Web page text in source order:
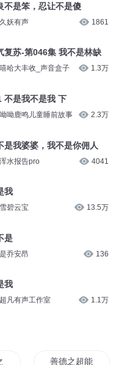
不是笨，忍让不是傻
久妖有声 1861
复苏-第046集 我不是林缺
嘻哈大丰收_声音盒子 1.3万
不是我不是我 下
呦呦鹿鸣儿童睡前故事 2.3万
是我婆婆，我不是你佣人
浑水报告pro 4041
我
雪碧云宝 13.5万
是
是乔安昂 136
我
超凡有声工作室 1.1万
恶 善德之超能集团